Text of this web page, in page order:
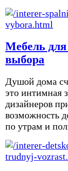
Мебель
выбора
Душой дома
это интимная
дизайнеров
возможность
по утрам и